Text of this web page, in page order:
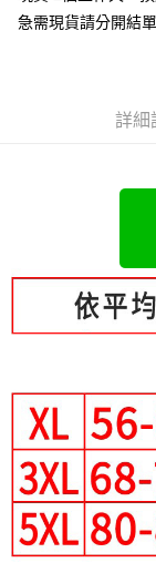
大哥付你分期
2.付款方式選擇「大
4.訂單成立30分鐘內
消。如遇「轉專審核
1.分期款項不併入電
醒簡訊。
2.透過簡訊連結打開
帳／街口支付／
1.本服務係由「台灣
用戶於交易時，得透
買賣價金債權讓與本
2.基於同意付款使用
資料（包含姓名、電
由本公司與您本人進
3.完整用戶服務條款
１．簡單：不需註冊
２．便利：只要手機
３．安心：先確認商
【「AFTEE先享後付
１．於結帳方式選擇
結帳頁面，進行簡訊
３．收到繳費通知
ATM／網路銀行／
※ 請注意：結帳手續
購買商品的店家。未
後付繳納相關費用。
※ 交易是否成功請以
是否繳費成功／繳費
客戶支援中心」
【注意事項】
「Hami Point」為中
會員帳號後，即可在
運送方式
全家付款取貨
每筆NT$80，滿
付款後全家取貨
每筆NT$80，滿
付款後萊爾富取貨
每筆NT$80，滿
7-11付款取貨
急需現貨請分開結單
詳細